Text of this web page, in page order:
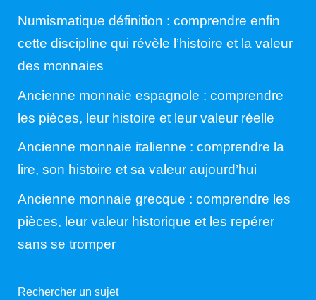
Numismatique définition : comprendre enfin
cette discipline qui révèle l’histoire et la valeur
des monnaies
Ancienne monnaie espagnole : comprendre
les pièces, leur histoire et leur valeur réelle
Ancienne monnaie italienne : comprendre la
lire, son histoire et sa valeur aujourd’hui
Ancienne monnaie grecque : comprendre les
pièces, leur valeur historique et les repérer
sans se tromper
Rechercher un sujet